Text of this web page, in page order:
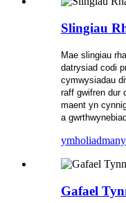
Slingiau
Mae slingiau
datrysiad codi
cymwysiadau
raff gwifren dur
maent yn
a
ymholiad
Gafael